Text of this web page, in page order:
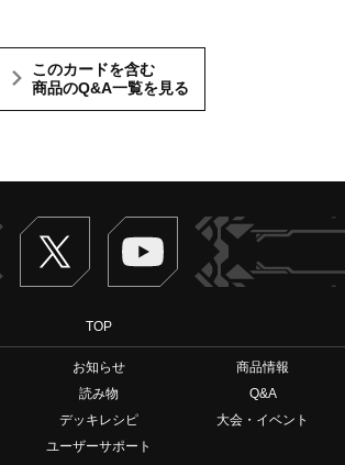
このカードを含む
商品のQ&A一覧を見る
Twitter ヴァンガードch
TOP
お知らせ
商品情報
読み物
Q&A
デッキレシピ
大会・イベント
ユーザーサポート